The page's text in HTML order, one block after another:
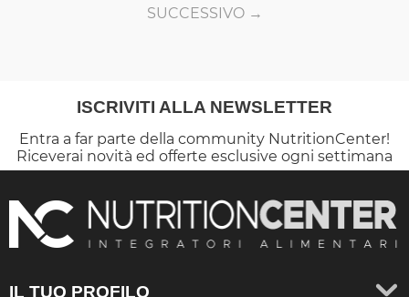
SUCCESSIVO
ISCRIVITI ALLA NEWSLETTER
Entra a far parte della community NutritionCenter!
Riceverai novità ed offerte esclusive ogni settimana
IL TUO PROFILO